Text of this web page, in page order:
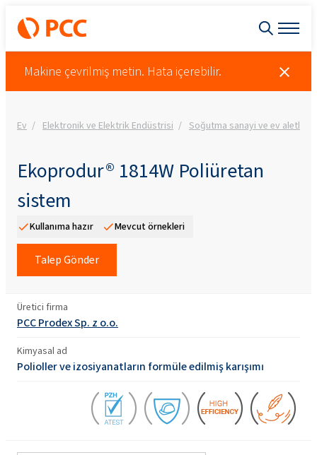
Makine çevrilmiş metin. Hata içerebilir.
Ev Elektronik ve Elektrik Endüstrisi Soğutma sanayi ve ev aletleri
Ekoprodur® 1814W Poliüretan
sistem
Kullanıma hazır Mevcut örnekleri
Talep Gönder
Üretici firma
PCC Prodex Sp. z o.o.
Kimyasal ad
Polioller ve izosiyanatların formüle edilmiş karışımı